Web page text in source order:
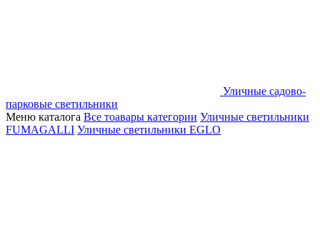
Уличные садово-
парковые светильники
Меню каталога Все тоавары категории Уличные светильники
FUMAGALLI Уличные светильники EGLO